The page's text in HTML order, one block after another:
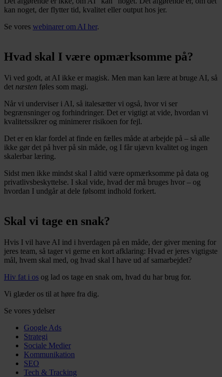
kan noget, der flytter tid, kvalitet eller output hos jer.
Se vores webinarer om AI her.
Hvad skal I være opmærksomme på?
Vi ved godt, at AI ikke er magisk. Men man kan lære at bruge AI, så
det næsten føles som magi.
Når vi underviser i AI, så italesætter vi også, hvor vi ser
begrænsninger og forhindringer. Det er vigtigt at vide, hvordan vi
kvalitetssikrer og minimerer risikoen for fejl.
Det er en klar fordel at finde en fælles måde at arbejde på – så alle
ikke gør det på hver på sin måde, og I får ujævn kvalitet og ingen
skalerbar læring.
Sidst men ikke mindst skal I altid være opmærksomme på data og
privatlivsbeskyttelse. I skal vide, hvad der må bruges hvor – og
hvordan I undgår at dele følsomt indhold forkert.
Skal vi tage en snak?
Hvis I vil have AI ind i hverdagen på en måde, der giver mening for
jeres team, så tager vi gerne en kort afklaring: Hvad er jeres vigtigste
mål, hvem skal med, og hvad skal I have ud af samarbejdet?
Hiv fat i os og lad os tage en snak om, hvad du har brug for.
Vi glæder os til at høre fra dig.
Se vores ydelser
Google Ads
Strategi
Sociale Medier
Kommunikation
SEO
Tech & Tracking